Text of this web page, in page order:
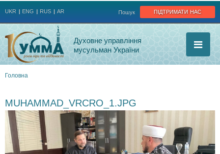
підтримати нас
Пошук
UKR ENG RUS AR
Духовне управління
мусульман України
є
тут
Головна
MUHAMMAD_VRCRO_1.JPG